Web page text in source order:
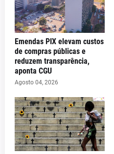
Emendas PIX elevam custos
de compras públicas e
reduzem transparência,
aponta CGU
Agosto 04, 2026